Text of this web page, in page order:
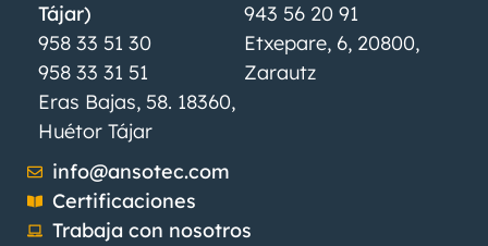
Tájar)
958 33 51 30
958 33 31 51
Eras Bajas, 58. 18360,
Huétor Tájar
943 56 20 91
Etxepare, 6, 20800,
Zarautz
info@ansotec.com
Certificaciones
Trabaja con nosotros